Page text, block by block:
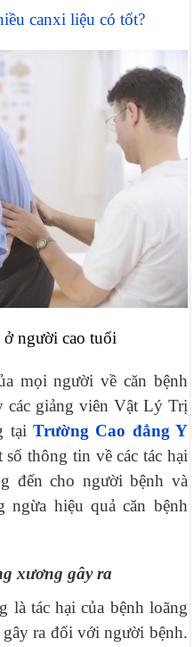
canxi liệu có tốt?
người cao tuổi
mọi người về căn bệnh
các giảng viên Vật Lý Trị
tại Trường Cao đẳng Y
số thông tin về các tác hại
đến cho người bệnh và
ngừa hiệu quả căn bệnh
xương gây ra
là tác hại của bệnh loãng
ra đối với người bệnh.